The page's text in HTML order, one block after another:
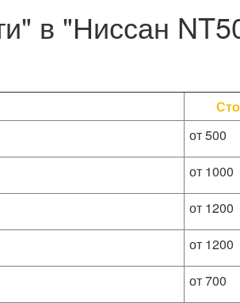
в "Ниссан
от 500
от 1000
от 1200
от 1200
от 700